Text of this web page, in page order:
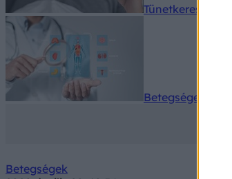
Tünetkereső
Betegségek A-Z
Betegségek